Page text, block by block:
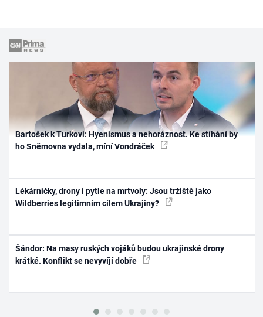
Bartošek k Turkovi: Hyenismus a nehoráznost. Ke stíhání by
ho Sněmovna vydala, míní Vondráček
Lékárničky, drony i pytle na mrtvoly: Jsou tržiště jako
Wildberries legitimním cílem Ukrajiny?
Šándor: Na masy ruských vojáků budou ukrajinské drony
krátké. Konflikt se nevyvíjí dobře